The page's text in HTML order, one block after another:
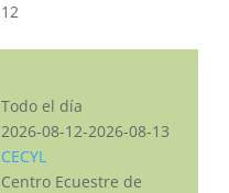
12
Todo el día
2026-08-12-2026-08-13
CECYL
Centro Ecuestre de